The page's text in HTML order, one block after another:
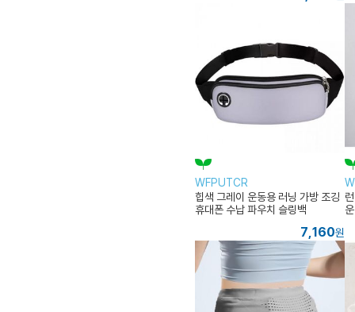
WFPUTCR
힙색 그레이 운동용 러닝 가방 조깅
휴대폰 수납 파우치 슬링백
7,160원